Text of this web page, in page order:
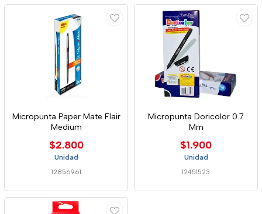
Micropunta Paper Mate Flair
Medium
$2.800
Unidad
12856961
Micropunta Doricolor 0.7
Mm
$1.900
Unidad
12451523